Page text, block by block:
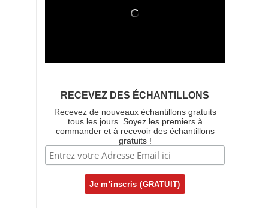
RECEVEZ DES ÉCHANTILLONS
Recevez de nouveaux échantillons gratuits
tous les jours. Soyez les premiers à
commander et à recevoir des échantillons
gratuits !